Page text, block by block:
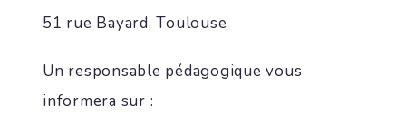
51 rue Bayard, Toulouse
Un responsable pédagogique vous
informera sur :